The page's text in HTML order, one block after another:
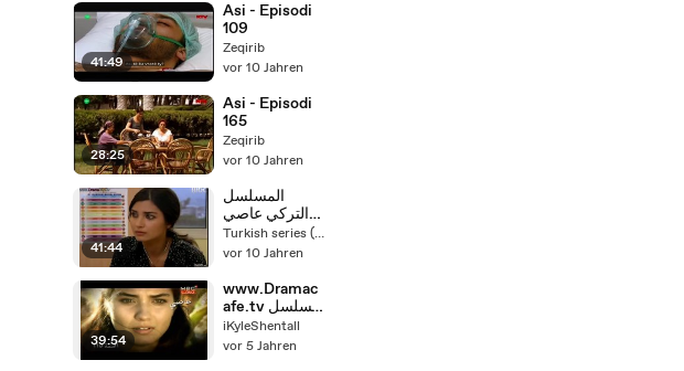
41:49
Asi - Episodi
109
Zeqirib
vor 10 Jahren
28:25
Asi - Episodi
165
Zeqirib
vor 10 Jahren
41:44
المسلسل
التركي عاصي
مدبلج الحلقة –
130 فيديو
Turkish series (English dubbing )
vor 10 Jahren
39:54
www.Dramac
afe.tv مسلسل
عاصي مدبلج -
الحلقة 115
iKyleShentall
vor 5 Jahren